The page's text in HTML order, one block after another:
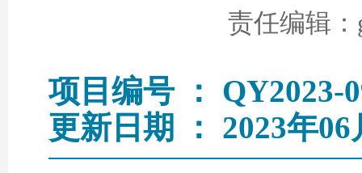
责任编辑
项目编号 ： QY2023-
更新日期 ： 2023年06